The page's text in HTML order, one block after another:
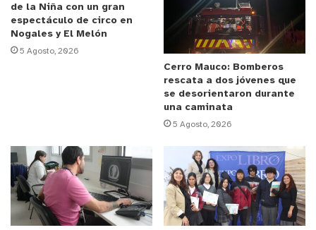
profesionales, hacer vínculos, contactos y crear
sus propias redes.
Anuncio Patrocinado
La jornada comienza a las 10 de la mañana hasta
las 14:30 horas en la oficina de la Cultural Arte y
Patrimonio ubicada en calle J.J. Pérez 65, pleno
centro de la comuna
Para inscribirse a las capacitaciones o bien a
alguna charla específica puede hacerlo en el link:
www.narrativagrafica.cl/capacitaciones-la-calera-
de la Niña con un gran
espectáculo de circo en
Nogales y El Melón
5 Agosto, 2026
Cerro Mauco: Bomberos
rescata a dos jóvenes que
se desorientaron durante
una caminata
5 Agosto, 2026